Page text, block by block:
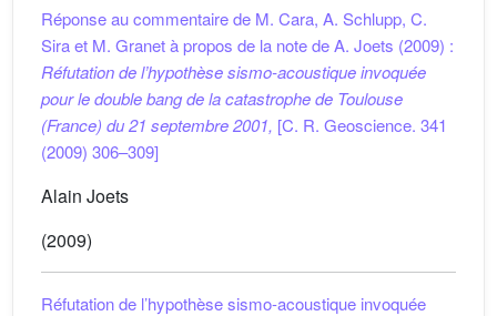
Réponse au commentaire de M. Cara, A. Schlupp, C.
Sira et M. Granet à propos de la note de A. Joets (2009) :
Réfutationde l’hypothèse sismo-acoustique invoquée
pour le double bang de la catastrophe de Toulouse
(France) du 21 septembre 2001, [C. R. Geoscience. 341
(2009) 306–309]
Alain Joets
(2009)
Réfutation de l’hypothèse sismo-acoustique invoquée